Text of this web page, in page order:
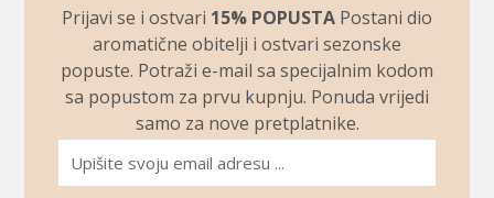
Prijavi se i ostvari 15% POPUSTA Postani dio
aromatične obitelji i ostvari sezonske
popuste. Potraži e-mail sa specijalnim kodom
sa popustom za prvu kupnju. Ponuda vrijedi
samo za nove pretplatnike.